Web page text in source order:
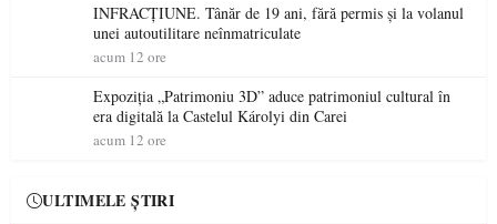
INFRACȚIUNE. Tânăr de 19 ani, fără permis și la volanul
unei autoutilitare neînmatriculate
acum 12 ore
Expoziția „Patrimoniu 3D” aduce patrimoniul cultural în
era digitală la Castelul Károlyi din Carei
acum 12 ore
ULTIMELE ȘTIRI